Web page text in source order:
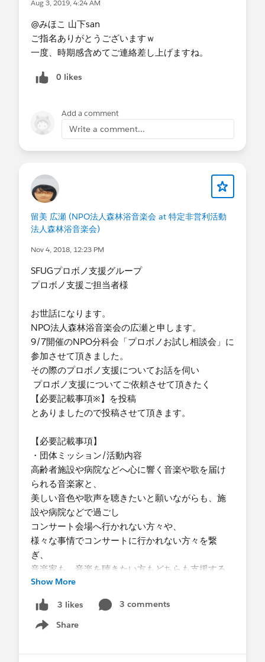
・現在Salesforceを活用している内容を大きく３つ
挙げてください
支援者（個人・法人）、連携組織とのコミュニケ
ーション
・今までプロボノ支援を受けたことがあります
・具体的な支援内容
業務上の課題解決のため、あるアプリケーション
の導入にむけて、すでに動き出しているが、それ
影響があることが予想されるため、現時点でどの
ような対応をとるのがベターか、相談に乗ってい
・支援の時間帯(複数回答可)
-平日就業時間中
-平日夜間
・支援形態
-どちらでも可
・支援時期
-1～2ヶ月以内 ※できれば今月中にお願いでき
るとありがたいです。
Aug 3, 2019, 4:24 AM
@みほこ 山下san
ご指名ありがとうございますｗ
一度、時期感含めてご連絡差し上げますね。
0 likes
Add a comment
Write a comment...
留美 広瀬 (NPO法人森林浴音楽会 at 特定非営利活動
法人森林浴音楽会)
Nov 4, 2018, 12:23 PM
SFUGプロボノ支援グループ
プロボノ支援ご担当者様
お世話になります。
NPO法人森林浴音楽会の広瀬と申します。
9/7開催のNPO分科会「プロボノお試し相談会」に
参加させて頂きました。
その際のプロボノ支援についてお話を伺い
プロボノ支援についてご依頼させて頂きたく
【必要記載事項※】を投稿
とありましたので投稿させて頂きます。
【必要記載事項】
・団体ミッション/活動内容
高齢者施設や病院などへ心に響く音楽や歌を届け
られる音楽家と、
美しい音色や歌声を聴きたいと願いながらも、施
設や病院などで過ごし
コンサート会場へ行かれない方々や、
様々な事情でコンサートに行かれない方々を繋
ぎ、
音楽家も、音楽を聴きたい方もどちらも支援する
ことをミッションとしています。
NPO法人森林浴音楽会のWEB
https://shinrinyoku.or.jp/
・住所(都道府県のみ)
・導入時期
Show More
3 likes
3 comments
Share
Show menu